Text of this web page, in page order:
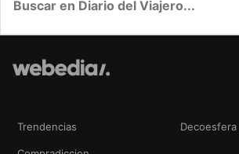
Trendencias Decoesfera